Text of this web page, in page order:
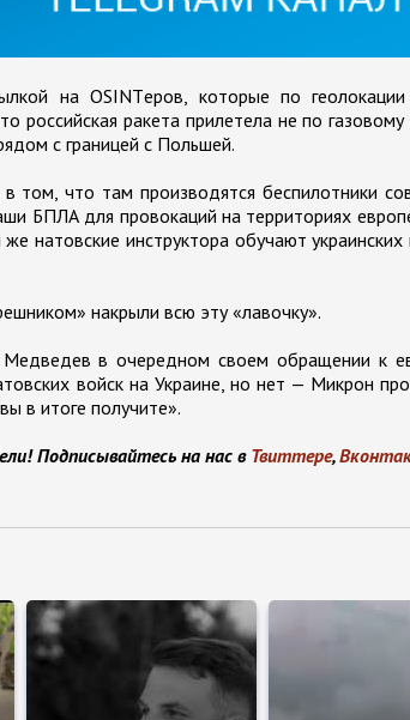
на OSINTеров, которые по
российская ракета прилетела не по
с границей с Польшей.
том, что там производятся беспилотники
БПЛА для провокаций на территориях
натовские инструктора обучают
накрыли всю эту «лавочку».
в очередном своем обращении к
войск на Украине, но нет — Микрон
в итоге получите».
Подписывайтесь на нас в Твиттере,